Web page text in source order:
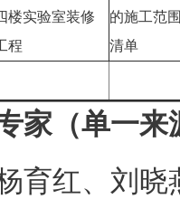
楼实验室装修
程
的施工范
清单
家（单一
育红、刘晓